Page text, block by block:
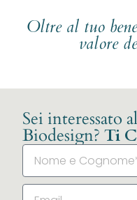
Oltre al tuo
valore
Sei interessato
Biodesign? Ti